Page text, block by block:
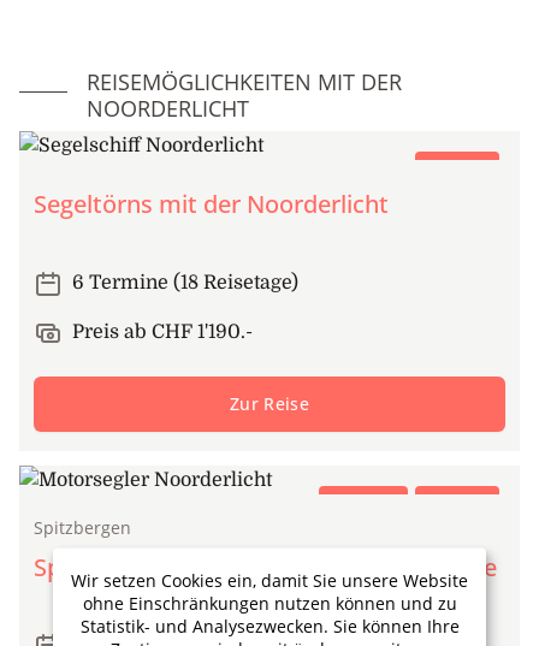
REISEMÖGLICHKEITEN MIT DER
NOORDERLICHT
Segeltörn
Segeltörns mit der Noorderlicht
6 Termine (18 Reisetage)
Preis ab CHF 1'190.-
Zur Reise
Expedition Segeltörn
Spitzbergen
Spitzbergen unter der Mitternachtssonne
Wir setzen Cookies ein, damit Sie unsere Website
ohne Einschränkungen nutzen können und zu
Statistik- und Analysezwecken. Sie können Ihre